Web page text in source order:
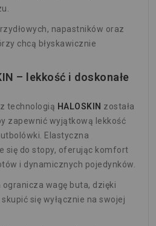
napastników oraz
chcą błyskawicznie
– lekkość i doskonałe
technologią HALOSKIN została
zapewnić wyjątkową lekkość
Elastyczna
się do stopy, oferując komfort
i dynamicznych pojedynków.
wagę buta, dzięki
się wyłącznie na swojej